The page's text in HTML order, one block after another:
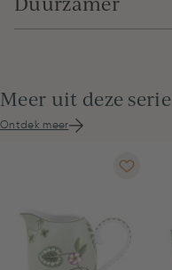
Meer uit deze serie
Ontdek meer